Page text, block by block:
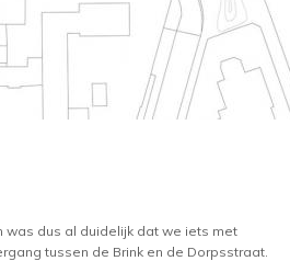
was dus al duidelijk dat we iets met
tussen de Brink en de Dorpsstraat.